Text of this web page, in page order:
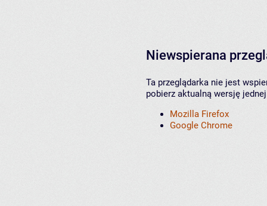
Niewspierana
Ta przeglądarka nie jest
pobierz aktualną wersję
Mozilla Firefox
Google Chrome